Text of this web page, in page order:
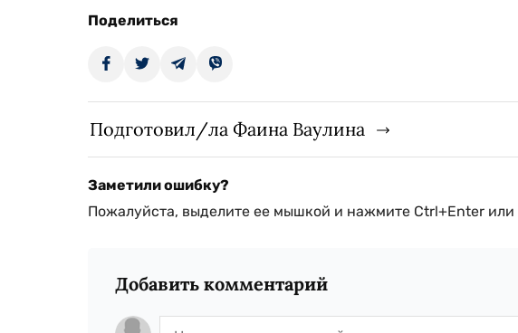
Поделиться
Подготовил/ла Фаина Ваулина
Заметили ошибку?
Пожалуйста, выделите ее мышкой и нажмите Ctrl+Enter или
Добавить комментарий